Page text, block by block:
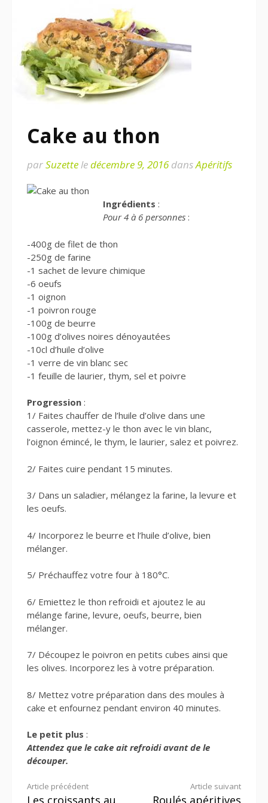
Cake au thon
parSuzetteledécembre 9, 2016dansApéritifs
Ingrédients :
Pour 4 à 6 personnes:
-400g de filet de thon
-250g de farine
-1 sachet de levure chimique
-6 oeufs
-1 oignon
-1 poivron rouge
-100g de beurre
-100g d’olives noires dénoyautées
-10cl d’huile d’olive
-1 verre de vin blanc sec
-1 feuille de laurier, thym, sel et poivre
Progression :
1/ Faites chauffer de l’huile d’olive dans une
casserole, mettez-y le thon avec le vin blanc,
l’oignon émincé, le thym, le laurier, salez et poivrez.
2/ Faites cuire pendant 15 minutes.
3/ Dans un saladier, mélangez la farine, la levure et
les oeufs.
4/ Incorporez le beurre et l’huile d’olive, bien
mélanger.
5/ Préchauffez votre four à 180°C.
6/ Emiettez le thon refroidi et ajoutez le au
mélange farine, levure, oeufs, beurre, bien
mélanger.
7/ Découpez le poivron en petits cubes ainsi que
les olives. Incorporez les à votre préparation.
8/ Mettez votre préparation dans des moules à
cake et enfournez pendant environ 40 minutes.
Le petit plus :
Attendez que le cake ait refroidi avant de le
découper.
Lire
Article précédent
Les croissants au
Article suivant
Roulés apéritives